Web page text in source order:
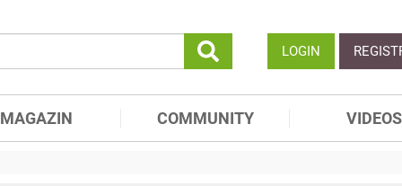
LOGIN
MAGAZIN COMMUNITY VIDEOS